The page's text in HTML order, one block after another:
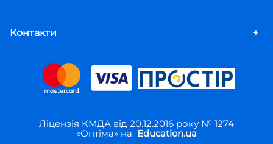
Контакти +
Ліцензія КМДА від 20.12.2016 року № 1274
«Оптіма» на Education.ua